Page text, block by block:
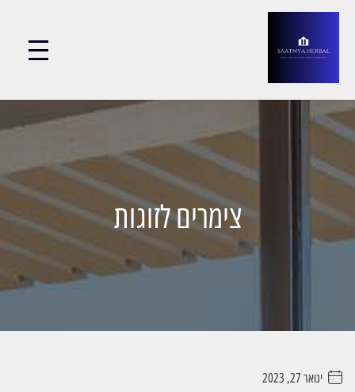
צימרים לזוגות
. . . . .ינואר 27, 2023